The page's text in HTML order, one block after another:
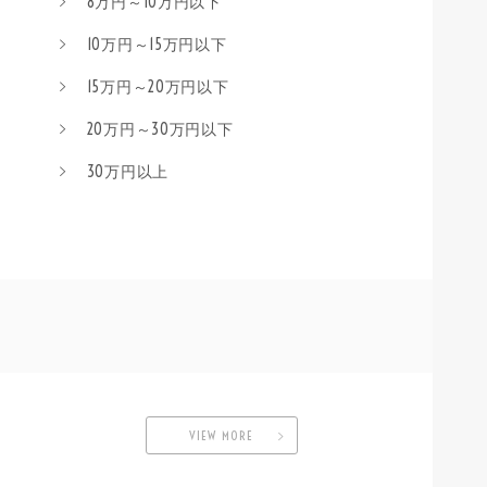
10万円～15万円以下
15万円～20万円以下
20万円～30万円以下
30万円以上
VIEW MORE